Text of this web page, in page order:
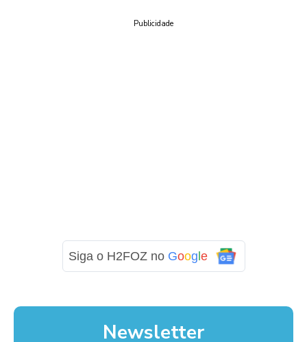
Publicidade
Siga o H2FOZ no Google
Newsletter